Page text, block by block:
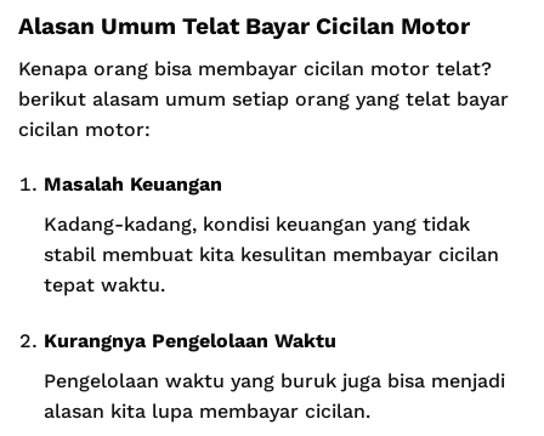
Alasan Umum Telat Bayar Cicilan Motor
Kenapa orang bisa membayar cicilan motor telat?
berikut alasam umum setiap orang yang telat bayar
cicilan motor:
Masalah Keuangan
Kadang-kadang, kondisi keuangan yang tidak
stabil membuat kita kesulitan membayar cicilan
tepat waktu.
Kurangnya Pengelolaan Waktu
Pengelolaan waktu yang buruk juga bisa menjadi
alasan kita lupa membayar cicilan.